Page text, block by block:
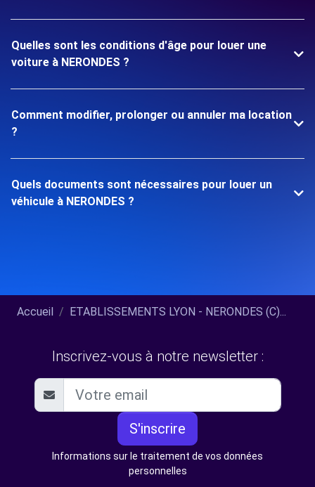
Quelles sont les conditions d'âge pour louer une
voiture à NERONDES ?
Comment modifier, prolonger ou annuler ma location
?
Quels documents sont nécessaires pour louer un
véhicule à NERONDES ?
Accueil ETABLISSEMENTS LYON - NERONDES (C)...
Inscrivez-vous à notre newsletter :
S'inscrire
Informations sur le traitement de vos données
personnelles